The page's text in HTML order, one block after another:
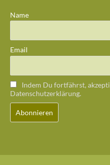
Name
Email
Indem Du fortfährst,
Datenschutzerklärung.